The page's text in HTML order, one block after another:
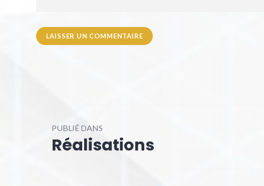
de
PUBLIÉ DANS
Réalisations